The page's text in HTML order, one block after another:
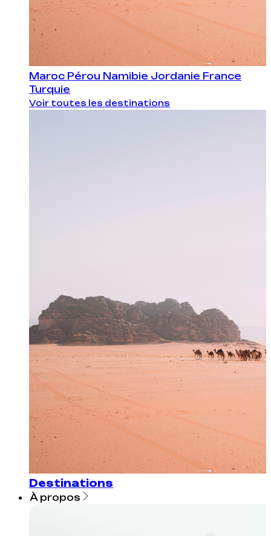
Maroc Pérou Namibie Jordanie France
Turquie
Voir toutes les destinations
Destinations
À propos